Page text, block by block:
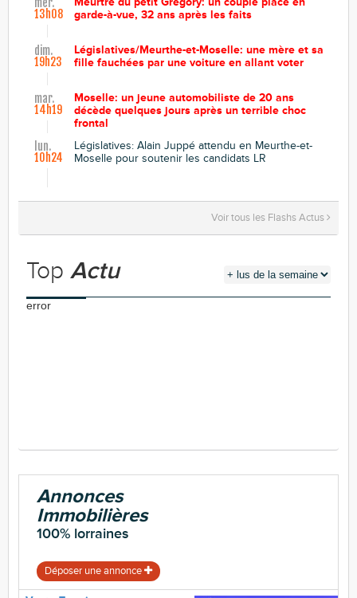
mer.
13h08
garde-à-vue, 32 ans après les faits
dim.
19h23
Législatives/Meurthe-et-Moselle: une mère et sa
fille fauchées par une voiture en allant voter
mar.
14h19
Moselle: un jeune automobiliste de 20 ans
décède quelques jours après un terrible choc
frontal
lun.
10h24
Législatives: Alain Juppé attendu en Meurthe-et-
Moselle pour soutenir les candidats LR
Voir tous les Flashs Actus
Top Actu
error
Annonces
Immobilières
100% lorraines
Déposer une annonce